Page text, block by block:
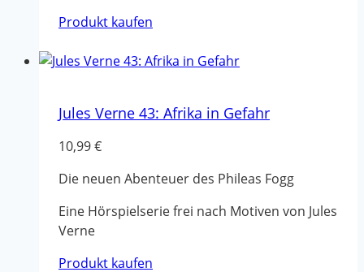
Produkt kaufen
Jules Verne 43: Afrika in Gefahr
10,99€
Die neuen Abenteuer des Phileas Fogg
Eine Hörspielserie frei nach Motiven von Jules
Verne
Produkt kaufen